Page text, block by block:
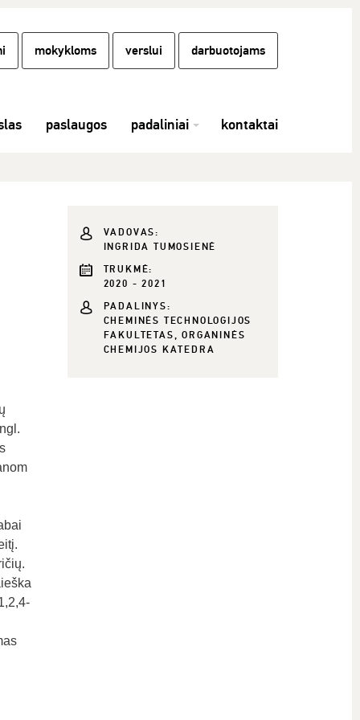
mokykloms verslui darbuotojams
paslaugos padaliniai kontaktai
VADOVAS:
INGRIDA TUMOSIENĖ
TRUKMĖ:
2020 - 2021
PADALINYS:
CHEMINĖS TECHNOLOGIJOS
FAKULTETAS, ORGANINĖS
CHEMIJOS KATEDRA